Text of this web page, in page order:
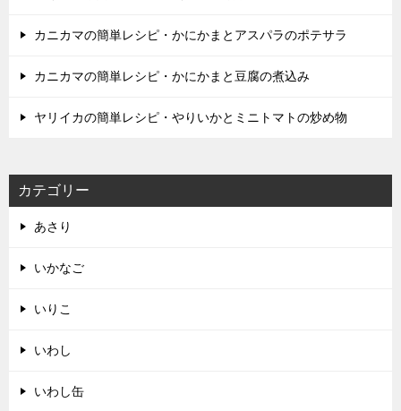
カニカマの簡単レシピ・かにかまとアスパラのポテサラ
カニカマの簡単レシピ・かにかまと豆腐の煮込み
ヤリイカの簡単レシピ・やりいかとミニトマトの炒め物
カテゴリー
あさり
いかなご
いりこ
いわし
いわし缶